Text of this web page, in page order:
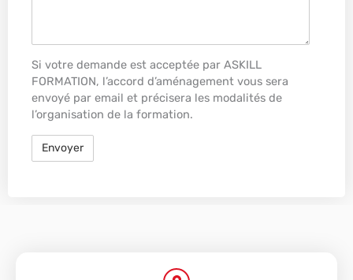
Si votre demande est acceptée par ASKILL
FORMATION, l’accord d’aménagement vous sera
envoyé par email et précisera les modalités de
l’organisation de la formation.